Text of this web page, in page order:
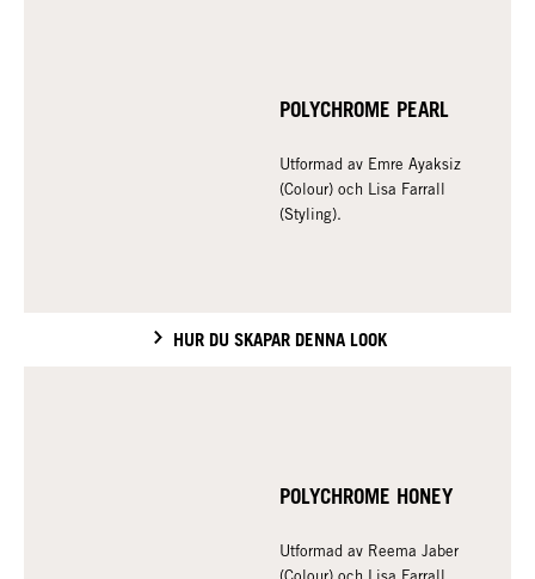
POLYCHROME PEARL
Utformad av Emre Ayaksiz
(Colour) och Lisa Farrall
(Styling).
HUR DU SKAPAR DENNA LOOK
POLYCHROME HONEY
Utformad av Reema Jaber